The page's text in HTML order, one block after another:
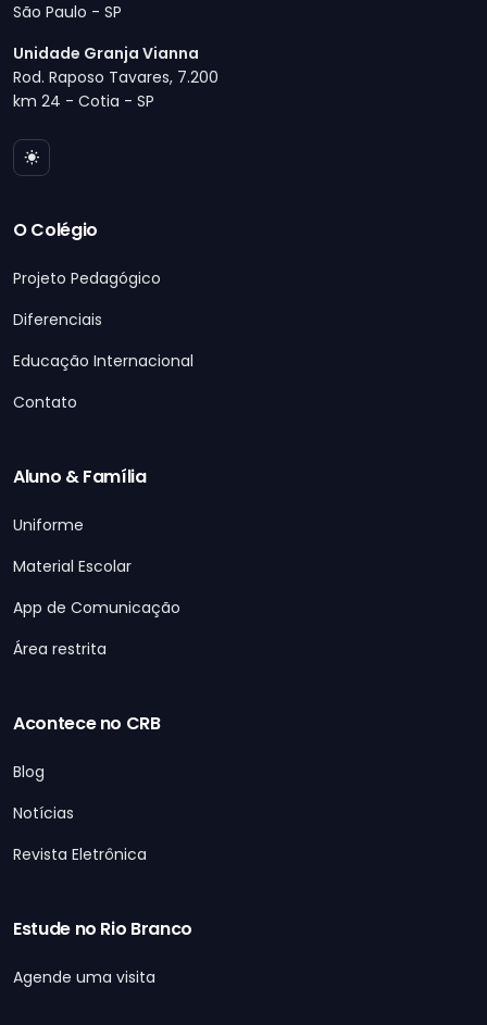
São Paulo - SP
Unidade Granja Vianna
Rod. Raposo Tavares, 7.200
km 24 - Cotia - SP
O Colégio
Projeto Pedagógico
Diferenciais
Educação Internacional
Contato
Aluno & Família
Uniforme
Material Escolar
App de Comunicação
Área restrita
Acontece no CRB
Blog
Notícias
Revista Eletrônica
Estude no Rio Branco
Agende uma visita